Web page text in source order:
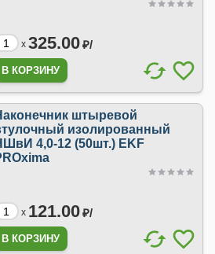
x 325.00₽/
штыревой
изолированный
4,0-12 (50шт.) EKF
x 121.00₽/